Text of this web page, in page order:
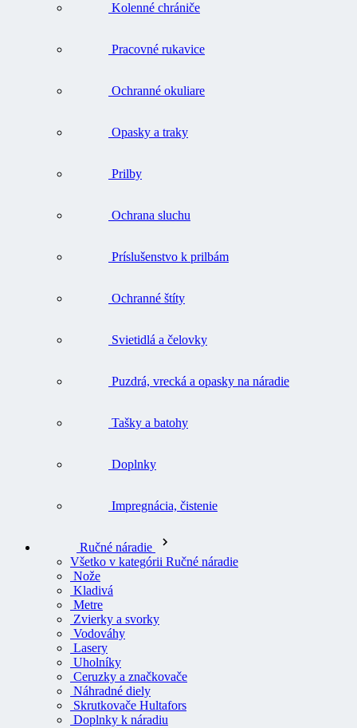
Kolenné chrániče
Pracovné rukavice
Ochranné okuliare
Opasky a traky
Prilby
Ochrana sluchu
Príslušenstvo k prilbám
Ochranné štíty
Svietidlá a čelovky
Puzdrá, vrecká a opasky na náradie
Tašky a batohy
Doplnky
Impregnácia, čistenie
Ručné náradie
Všetko v kategórii Ručné náradie
Nože
Kladivá
Metre
Zvierky a svorky
Vodováhy
Lasery
Uholníky
Ceruzky a značkovače
Náhradné diely
Skrutkovače Hultafors
Doplnky k náradiu